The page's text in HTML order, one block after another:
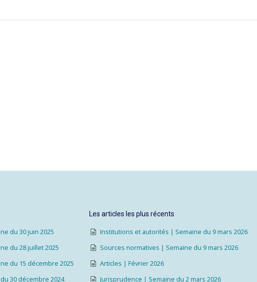
du 30 juin 2025
du 28 juillet 2025
du 15 décembre 2025
30 décembre 2024
Les articles les plus récents
Institutions et autorités | Semaine du 9 mars 2026
Sources normatives | Semaine du 9 mars 2026
Articles | Février 2026
Jurisprudence | Semaine du 2 mars 2026